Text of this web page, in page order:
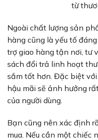
từ
Ngoài chất lượng sản
hàng cũng là yếu tố
trợ giao hàng tận nơi, tư
sách đổi trả linh hoạt
sắm tốt hơn. Đặc biệt với
hậu mãi sẽ ảnh hưởng
của người dùng.
Bạn cũng nên xác định
mua. Nếu cần một chiếc